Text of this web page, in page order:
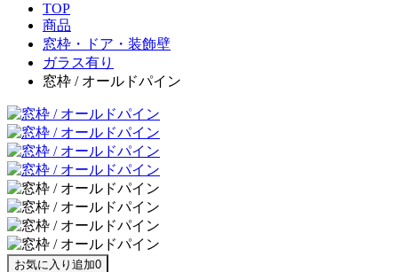
TOP
商品
窓枠・ドア・装飾壁
ガラス有り
窓枠 / オールドパイン
お気に入り追加0